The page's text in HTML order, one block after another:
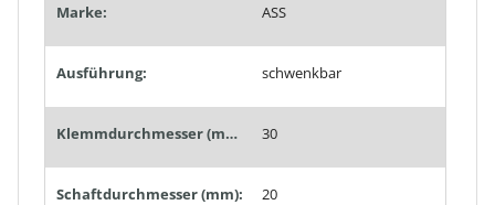
Marke: ASS
Ausführung: schwenkbar
Klemmdurchmesser (mm): 30
Schaftdurchmesser (mm): 20